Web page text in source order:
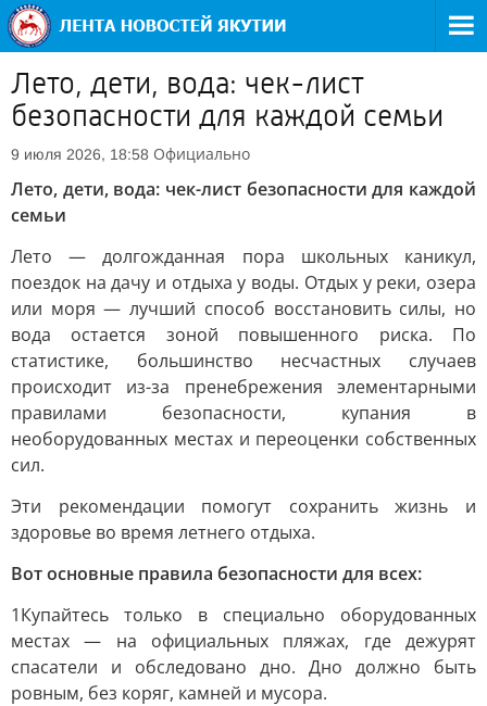
Лето, дети, вода: чек-лист
безопасности для каждой семьи
9 июля 2026, 18:58 Официально
Лето, дети, вода: чек-лист безопасности для каждой
семьи
Лето — долгожданная пора школьных каникул,
поездок на дачу и отдыха у воды. Отдых у реки, озера
или моря — лучший способ восстановить силы, но
вода остается зоной повышенного риска. По
статистике, большинство несчастных случаев
происходит из-за пренебрежения элементарными
правилами безопасности, купания в
необорудованных местах и переоценки собственных
сил.
Эти рекомендации помогут сохранить жизнь и
здоровье во время летнего отдыха.
Вот основные правила безопасности для всех:
1Купайтесь только в специально оборудованных
местах — на официальных пляжах, где дежурят
спасатели и обследовано дно. Дно должно быть
ровным, без коряг, камней и мусора.